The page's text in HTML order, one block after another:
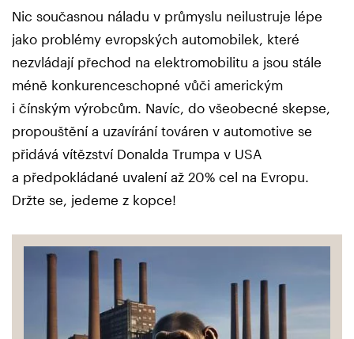
Nic současnou náladu v průmyslu neilustruje lépe
jako problémy evropských automobilek, které
nezvládají přechod na elektromobilitu a jsou stále
méně konkurenceschopné vůči americkým
i čínským výrobcům. Navíc, do všeobecné skepse,
propouštění a uzavírání továren v automotive se
přidává vítězství Donalda Trumpa v USA
a předpokládané uvalení až 20% cel na Evropu.
Držte se, jedeme z kopce!